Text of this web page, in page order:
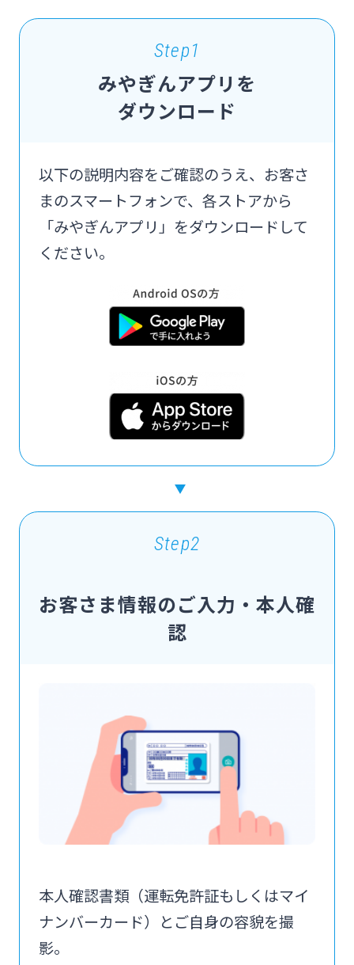
Step1
みやぎんアプリを
ダウンロード
以下の説明内容をご確認のうえ、お客さ
まのスマートフォンで、各ストアから
「みやぎんアプリ」をダウンロードして
ください。
Step2
お客さま情報のご入力・本人確
認
本人確認書類（運転免許証もしくはマイ
ナンバーカード）とご自身の容貌を撮
影。